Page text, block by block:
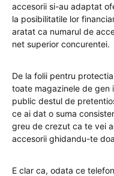
accesorii si-au adaptat
la posibilitatile lor
aratat ca numarul de
net superior concurentei.
De la folii pentru
toate magazinele de gen
public destul de
ce ai dat o suma
greu de crezut ca te vei
accesorii ghidandu-te
E clar ca, odata ce